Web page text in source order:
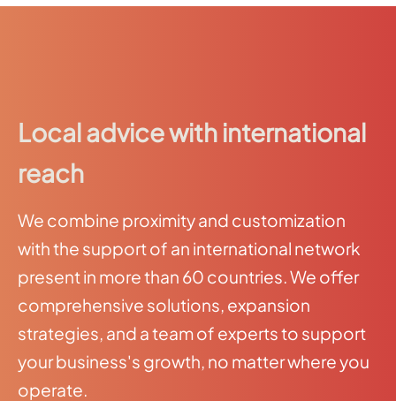
Local advice with international
reach
We combine proximity and customization
with the support of an international network
present in more than 60 countries. We offer
comprehensive solutions, expansion
strategies, and a team of experts to support
your business's growth, no matter where you
operate.